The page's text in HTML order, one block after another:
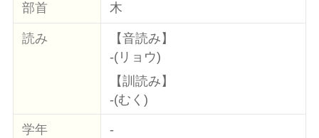
部首 木
読み
【音読み】
-(リョウ)
【訓読み】
-(むく)
学年 -